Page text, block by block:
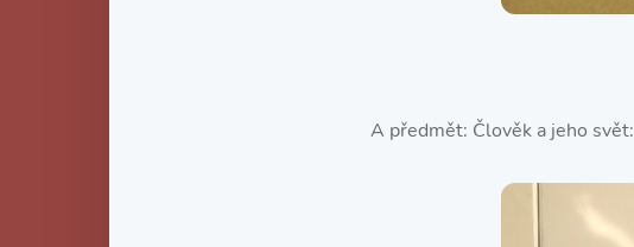
A předmět: Člověk a jeho svět: